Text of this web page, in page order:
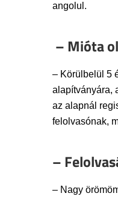
angolul.
– Mióta
– Körülbelül 5
alapítványára,
az alapnál
felolvasónak,
–
– Nagy